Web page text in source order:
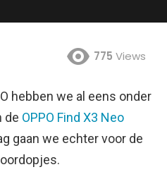
775 Views
hebben we al eens onder
de OPPO Find X3 Neo
gaan we echter voor de